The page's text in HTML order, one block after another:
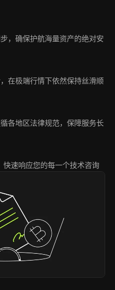
，确保护航海量资产的绝对安
在极端行情下依然保持丝滑顺
各地区法律规范，保障服务长
速响应您的每一个技术咨询